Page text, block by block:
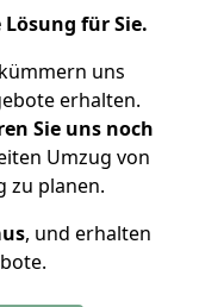
für Sie.
uns
erhalten.
Sie uns noch
Umzug von
zu planen.
, und erhalten